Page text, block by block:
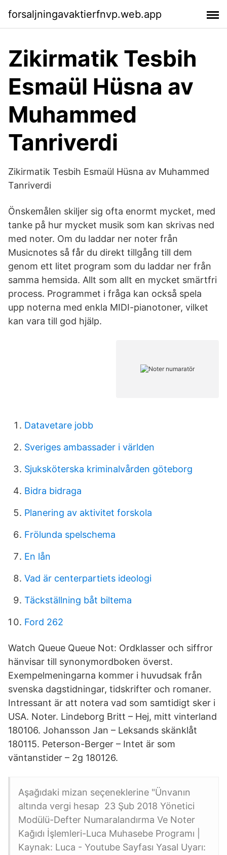
forsaljningavaktierfnvp.web.app
Zikirmatik Tesbih
Esmaül Hüsna av
Muhammed
Tanriverdi
Zikirmatik Tesbih Esmaül Hüsna av Muhammed
Tanriverdi
Önskemålen skiljer sig ofta enormt mycket, med
tanke på hur mycket musik som kan skrivas ned
med noter. Om du laddar ner noter från
Musicnotes så får du direkt tillgång till dem
genom ett litet program som du laddar ner från
samma hemsida. Allt som allt en mycket smärtfri
process. Programmet i fråga kan också spela
upp noterna med enkla MIDI-pianotoner, vilket
kan vara till god hjälp.
Datavetare jobb
Sveriges ambassader i världen
Sjuksköterska kriminalvården göteborg
Bidra bidraga
Planering av aktivitet forskola
Frölunda spelschema
En lån
Vad är centerpartiets ideologi
Täckställning båt biltema
Ford 262
Watch Queue Queue Not: Ordklasser och siffror
hänvisar till synonymordboken överst.
Exempelmeningarna kommer i huvudsak från
svenska dagstidningar, tidskrifter och romaner.
Intressant är att notera vad som samtidigt sker i
USA. Noter. Lindeborg Britt – Hej, mitt vinterland
180106. Johansson Jan – Leksands skänklåt
180115. Peterson-Berger – Intet är som
väntanstider – 2g 180126.
Aşağıdaki mizan seçeneklerine "Ünvanın
altında vergi hesap 23 Şub 2018 Yönetici
Modülü-Defter Numaralandırma Ve Noter
Kağıdı İşlemleri-Luca Muhasebe Programı |
Kaynak: Luca - Youtube Sayfası Yasal Uyarı: